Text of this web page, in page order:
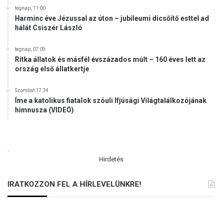
tegnap, 11:00
Harminc éve Jézussal az úton – jubileumi dicsőítő esttel ad
hálát Csiszér László
tegnap, 07:09
Ritka állatok és másfél évszázados múlt – 160 éves lett az
ország első állatkertje
Szombat 17:34
Íme a katolikus fiatalok szöuli Ifjúsági Világtalálkozójának
himnusza (VIDEÓ)
.
Hirdetés
IRATKOZZON FEL A HÍRLEVELÜNKRE!